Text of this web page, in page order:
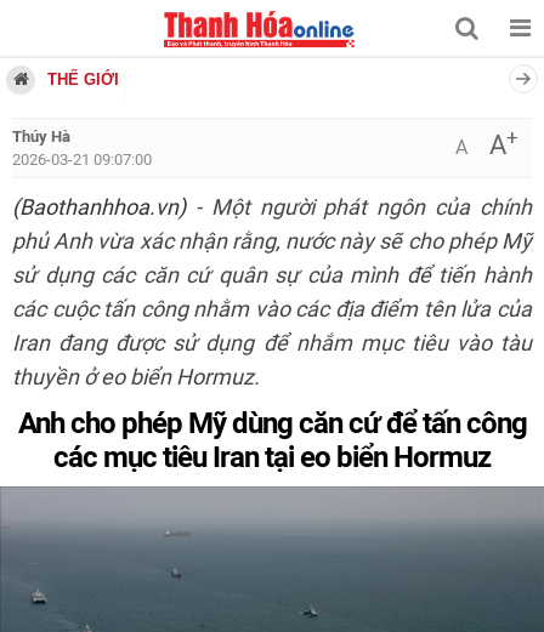
THẾ GIỚI
Thúy Hà
2026-03-21 09:07:00
A A+
(Baothanhhoa.vn)- Một người phát ngôn của chính
phủ Anh vừa xác nhận rằng, nước này sẽ cho phép Mỹ
sử dụng các căn cứ quân sự của mình để tiến hành
các cuộc tấn công nhằm vào các địa điểm tên lửa của
Iran đang được sử dụng để nhắm mục tiêu vào tàu
thuyền ở eo biển Hormuz.
Anh cho phép Mỹ dùng căn cứ để tấn công
các mục tiêu Iran tại eo biển Hormuz